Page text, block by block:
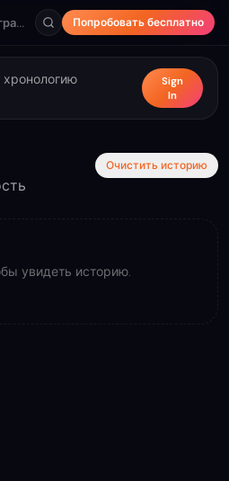
Ничего не играет Попробовать бесплатно
хронологию
Sign
In
Очистить историю
увидеть историю.